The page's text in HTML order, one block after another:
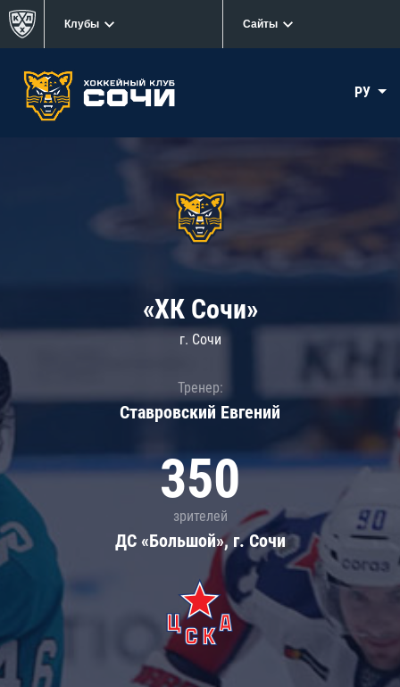
Клубы Сайты
РУ
«ХК Сочи»
г. Сочи
Тренер:
Ставровский Евгений
350
зрителей
ДС «Большой», г. Сочи